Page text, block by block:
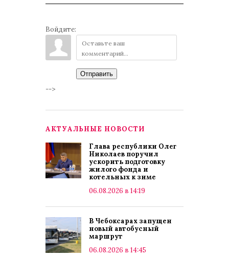
Войдите:
Отправить
-->
АКТУАЛЬНЫЕ НОВОСТИ
Глава республики Олег
Николаев поручил
ускорить подготовку
жилого фонда и
котельных к зиме
06.08.2026 в 14:19
В Чебоксарах запущен
новый автобусный
маршрут
06.08.2026 в 14:45